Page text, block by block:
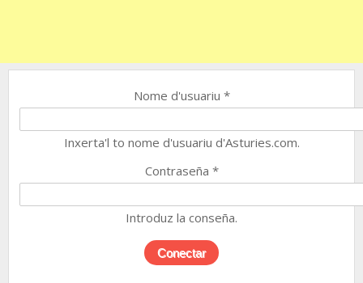
Nome d'usuariu *
Inxerta'l to nome d'usuariu d'Asturies.com.
Contraseña *
Introduz la conseña.